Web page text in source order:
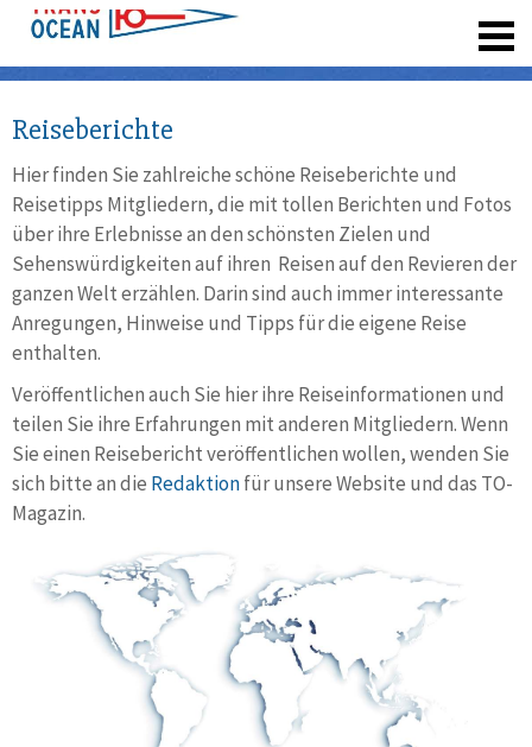
Reiseberichte
Hier finden Sie zahlreiche schöne Reiseberichte und
Reisetipps Mitgliedern, die mit tollen Berichten und Fotos
über ihre Erlebnisse an den schönsten Zielen und
Sehenswürdigkeiten auf ihren Reisen auf den Revieren der
ganzen Welt erzählen. Darin sind auch immer interessante
Anregungen, Hinweise und Tipps für die eigene Reise
enthalten.
Veröffentlichen auch Sie hier ihre Reiseinformationen und
teilen Sie ihre Erfahrungen mit anderen Mitgliedern. Wenn
Sie einen Reisebericht veröffentlichen wollen, wenden Sie
sich bitte an die Redaktionfür unsere Website und das TO-
Magazin.